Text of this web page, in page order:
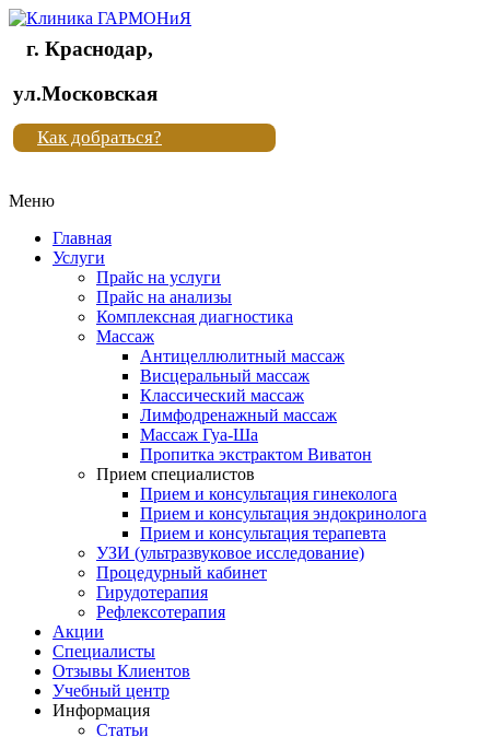
Клиника
"Новая
жизнь"
Клиника
жизнь"
г. Краснодар,
ул.Московская
Как добраться?
Меню
Главная
Услуги
Прайс на услуги
Прайс на анализы
Комплексная диагностика
Массаж
Антицеллюлитный массаж
Висцеральный массаж
Классический массаж
Лимфодренажный массаж
Массаж Гуа-Ша
Пропитка экстрактом Виватон
Прием специалистов
Прием и консультация гинеколога
Прием и консультация эндокринолога
Прием и консультация терапевта
УЗИ (ультразвуковое исследование)
Процедурный кабинет
Гирудотерапия
Рефлексотерапия
Акции
Специалисты
Отзывы Клиентов
Учебный центр
Информация
Статьи